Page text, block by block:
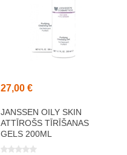
27,00 €
JANSSEN OILY SKIN
ATTĪROŠS TĪRĪŠANAS
GELS 200ML